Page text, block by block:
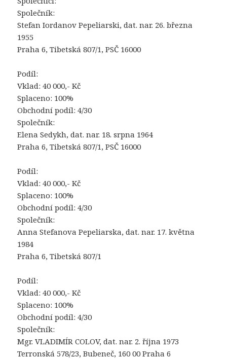
Společník:
Stefan Iordanov Pepeliarski, dat. nar. 26. března
1955
Praha 6, Tibetská 807/1, PSČ 16000
Podíl:
Vklad: 40 000,- Kč
Splaceno: 100%
Obchodní podíl: 4/30
Společník:
Elena Sedykh, dat. nar. 18. srpna 1964
Praha 6, Tibetská 807/1, PSČ 16000
Podíl:
Vklad: 40 000,- Kč
Splaceno: 100%
Obchodní podíl: 4/30
Společník:
Anna Stefanova Pepeliarska, dat. nar. 17. května
1984
Praha 6, Tibetská 807/1
Podíl:
Vklad: 40 000,- Kč
Splaceno: 100%
Obchodní podíl: 4/30
Společník:
Mgr. VLADIMÍR COLOV, dat. nar. 2. října 1973
Terronská 578/23, Bubeneč, 160 00 Praha 6